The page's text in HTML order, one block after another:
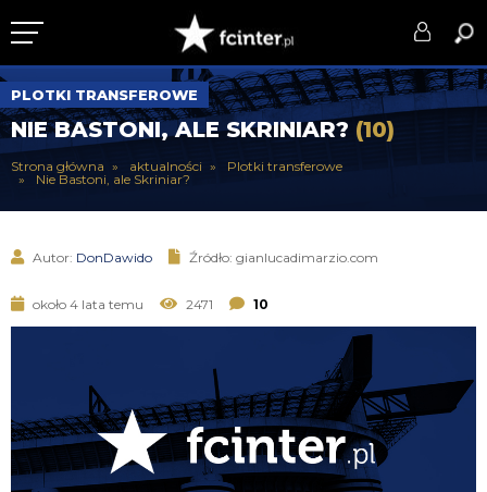
KLUB
DRUŻYNA
SERIE A
SERWIS
PLOTKI TRANSFEROWE
NIE BASTONI, ALE SKRINIAR? (10)
Strona główna aktualności
Plotki transferowe
Nie Bastoni, ale Skriniar?
Autor: DonDawido Źródło: gianlucadimarzio.com
około 4 lata temu 2471 10